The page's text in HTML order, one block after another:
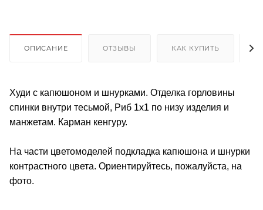
ОПИСАНИЕ ОТЗЫВЫ КАК КУПИТЬ
Худи с капюшоном и шнурками. Отделка горловины
спинки внутри тесьмой, Риб 1х1 по низу изделия и
манжетам. Карман кенгуру.
На части цветомоделей подкладка капюшона и шнурки
контрастного цвета. Ориентируйтесь, пожалуйста, на
фото.